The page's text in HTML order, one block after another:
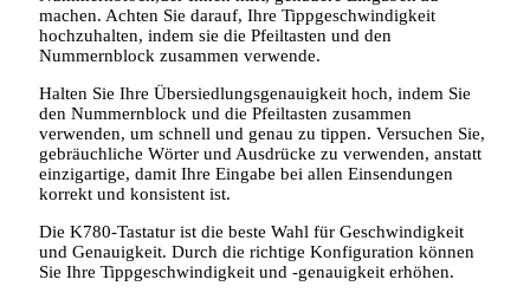
machen. Achten Sie darauf, Ihre Tippgeschwindigkeit
hochzuhalten, indem sie die Pfeiltasten und den
Nummernblock zusammen verwende.
Halten Sie Ihre Übersiedlungsgenauigkeit hoch, indem Sie
den Nummernblock und die Pfeiltasten zusammen
verwenden, um schnell und genau zu tippen. Versuchen Sie,
gebräuchliche Wörter und Ausdrücke zu verwenden, anstatt
einzigartige, damit Ihre Eingabe bei allen Einsendungen
korrekt und konsistent ist.
Die K780-Tastatur ist die beste Wahl für Geschwindigkeit
und Genauigkeit. Durch die richtige Konfiguration können
Sie Ihre Tippgeschwindigkeit und -genauigkeit erhöhen.